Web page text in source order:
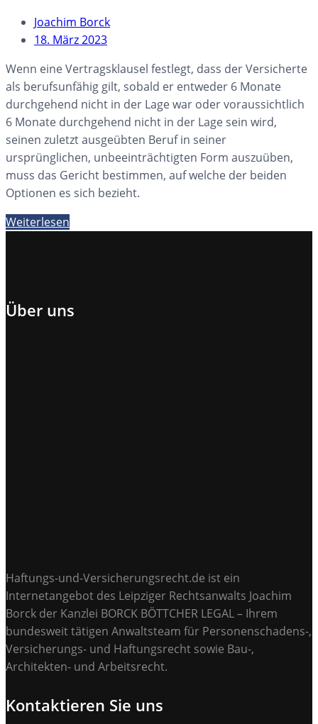
Joachim Borck
18. März 2023
Wenn eine Vertragsklausel festlegt, dass der Versicherte
als berufsunfähig gilt, sobald er entweder 6 Monate
durchgehend nicht in der Lage war oder voraussichtlich
6 Monate durchgehend nicht in der Lage sein wird,
seinen zuletzt ausgeübten Beruf in seiner
ursprünglichen, unbeeinträchtigten Form auszuüben,
muss das Gericht bestimmen, auf welche der beiden
Optionen es sich bezieht.
Weiterlesen
Über uns
Haftungs-und-Versicherungsrecht.de ist ein
Internetangebot des Leipziger Rechtsanwalts Joachim
Borck der Kanzlei BORCK BÖTTCHER LEGAL – Ihrem
bundesweit tätigen Anwaltsteam für Personenschadens-,
Versicherungs- und Haftungsrecht sowie Bau-,
Architekten- und Arbeitsrecht.
Kontaktieren Sie uns